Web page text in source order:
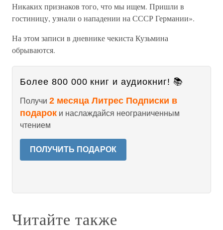
Никаких признаков того, что мы ищем. Пришли в
гостиницу, узнали о нападении на СССР Германии».
На этом записи в дневнике чекиста Кузьмина
обрываются.
Более 800 000 книг и аудиокниг! 📚
Получи 2 месяца Литрес Подписки в
подарок и наслаждайся неограниченным
чтением
ПОЛУЧИТЬ ПОДАРОК
Читайте также